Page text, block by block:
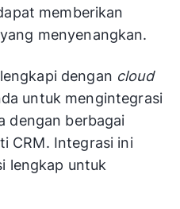
memberikan
menyenangkan.
dengan cloud
untuk mengintegrasi
dengan berbagai
CRM. Integrasi ini
lengkap untuk